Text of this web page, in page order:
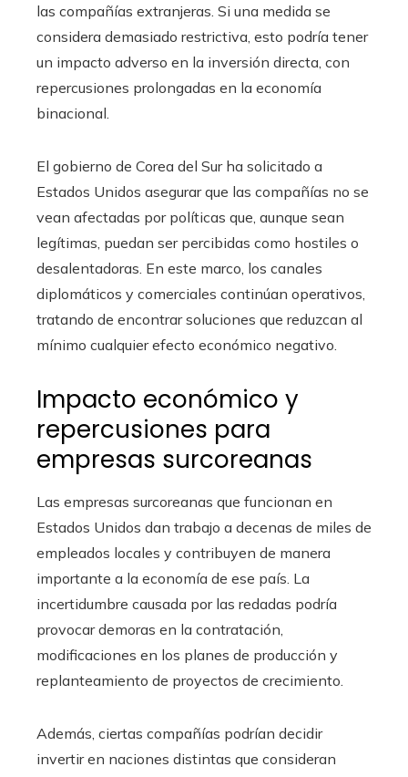
las compañías extranjeras. Si una medida se
considera demasiado restrictiva, esto podría tener
un impacto adverso en la inversión directa, con
repercusiones prolongadas en la economía
binacional.
El gobierno de Corea del Sur ha solicitado a
Estados Unidos asegurar que las compañías no se
vean afectadas por políticas que, aunque sean
legítimas, puedan ser percibidas como hostiles o
desalentadoras. En este marco, los canales
diplomáticos y comerciales continúan operativos,
tratando de encontrar soluciones que reduzcan al
mínimo cualquier efecto económico negativo.
Impacto económico y
repercusiones para
empresas surcoreanas
Las empresas surcoreanas que funcionan en
Estados Unidos dan trabajo a decenas de miles de
empleados locales y contribuyen de manera
importante a la economía de ese país. La
incertidumbre causada por las redadas podría
provocar demoras en la contratación,
modificaciones en los planes de producción y
replanteamiento de proyectos de crecimiento.
Además, ciertas compañías podrían decidir
invertir en naciones distintas que consideran